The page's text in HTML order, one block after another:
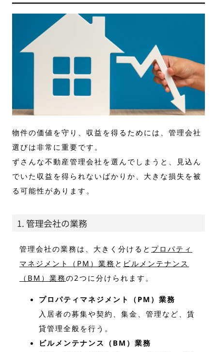
物件の価値を守り、収益を得るためには、管理会社
選びは非常に重要です。
ずさんな不動産管理会社を選んでしまうと、見込ん
でいた収益を得られないばかりか、大きな損失を被
る可能性があります。
1. 管理会社の業務
管理会社の業務は、大きく分けると プロパティ
マネジメント（PM）業務 と ビルメンテナンス
（BM）業務の2つに分けられます。
プロパティマネジメント（PM）業務
入居者の募集や契約、集金、管理など、賃
貸管理全般を行う。
ビルメンテナンス（BM）業務